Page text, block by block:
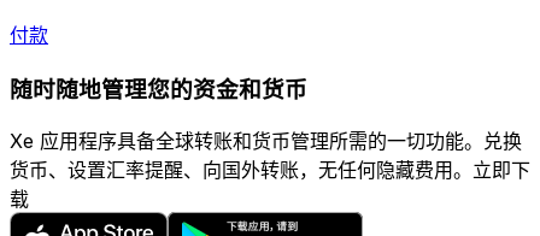
付款
随时随地管理您的资金和货币
Xe 应用程序具备全球转账和货币管理所需的一切功能。兑换
货币、设置汇率提醒、向国外转账，无任何隐藏费用。立即下
载